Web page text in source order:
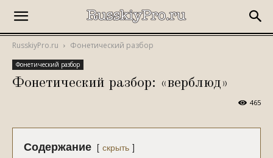
RusskiyPro.ru Фонетический разбор
Фонетический разбор
Фонетический разбор: «верблюд»
465
Содержание скрыть